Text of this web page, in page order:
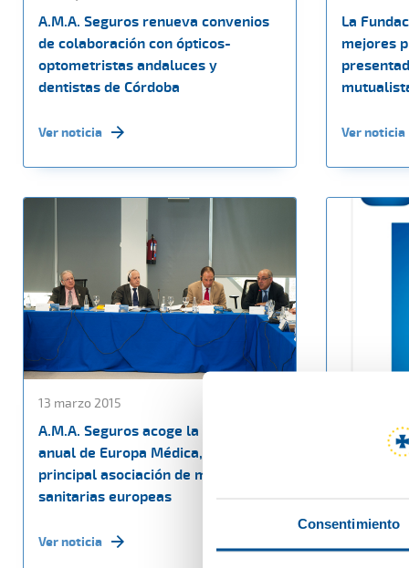
Consentimiento
A.M.A. Seguros renueva convenios
de colaboración con ópticos-
optometristas andaluces y
dentistas de Córdoba
Ver noticia
La
mejores
Ver noticia
13 marzo 2015
A.M.A. Seguros acoge la asamblea
anual de Europa Médica, la
principal asociación de mutuas
sanitarias europeas
Ver noticia
A.M.A.
Ver noticia